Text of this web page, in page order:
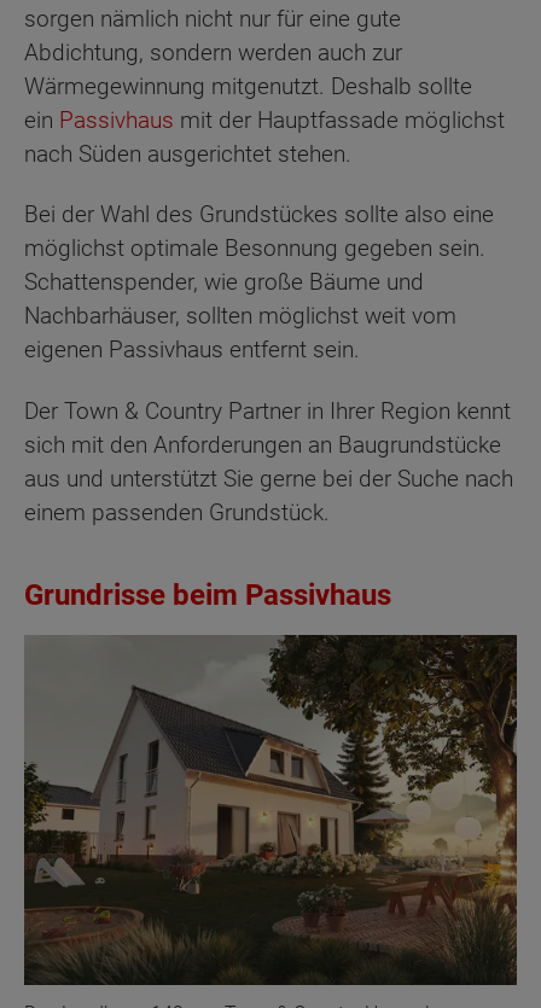
sorgen nämlich nicht nur für eine gute
Abdichtung, sondern werden auch zur
Wärmegewinnung mitgenutzt. Deshalb sollte
ein Passivhaus mit der Hauptfassade möglichst
nach Süden ausgerichtet stehen.
Bei der Wahl des Grundstückes sollte also eine
möglichst optimale Besonnung gegeben sein.
Schattenspender, wie große Bäume und
Nachbarhäuser, sollten möglichst weit vom
eigenen Passivhaus entfernt sein.
Der Town & Country Partner in Ihrer Region kennt
sich mit den Anforderungen an Baugrundstücke
aus und unterstützt Sie gerne bei der Suche nach
einem passenden Grundstück.
Grundrisse beim Passivhaus